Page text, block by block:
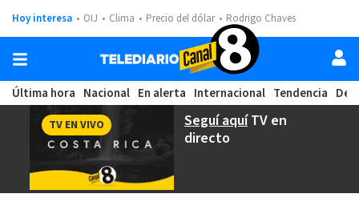
Hoy interesa OIJ Clima Precio del dólar Rodrigo Chaves
Última hora Nacional En alerta Internacional Tendencia
Seguí aquíTV en
directo
TV EN VIVO